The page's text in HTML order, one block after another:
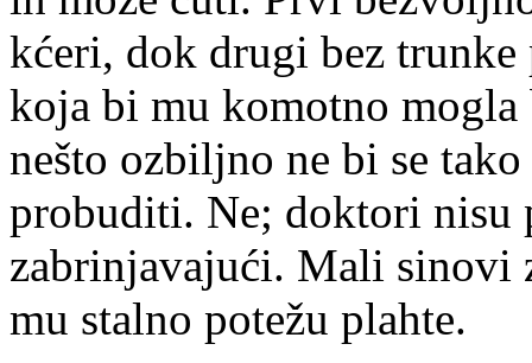
kćeri, dok drugi bez trunke
koja bi mu komotno
nešto ozbiljno ne bi se
probuditi. Ne; doktori nisu
zabrinjavajući. Mali sinovi
mu stalno potežu plahte.